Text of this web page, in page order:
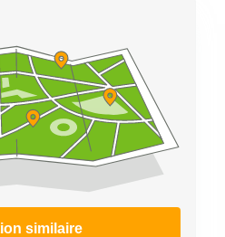
similaire